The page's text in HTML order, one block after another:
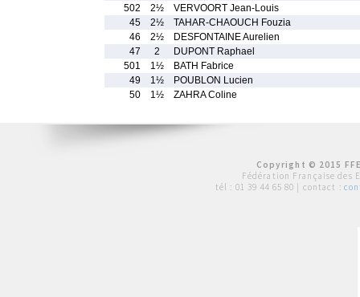
502
2½
VERVOORT Jean-Louis
45
2½
TAHAR-CHAOUCH Fouzia
46
2½
DESFONTAINE Aurelien
47
2
DUPONT Raphael
501
1½
BATH Fabrice
49
1½
POUBLON Lucien
50
1½ ZAHRA Coline
Copyright © 2015
Fédération Française des
tél : 01 39 44 65 80 | contact :